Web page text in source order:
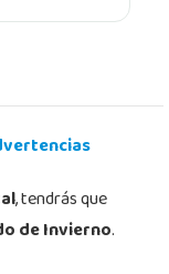
, tendrás que
de Invierno.